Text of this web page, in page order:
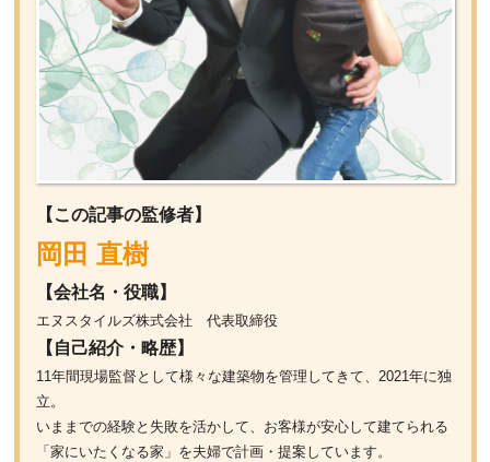
【この記事の監修者】
岡田 直樹
【会社名・役職】
エヌスタイルズ株式会社 代表取締役
【自己紹介・略歴】
11年間現場監督として様々な建築物を管理してきて、2021年に独
立。
いままでの経験と失敗を活かして、お客様が安心して建てられる
「家にいたくなる家」を夫婦で計画・提案しています。